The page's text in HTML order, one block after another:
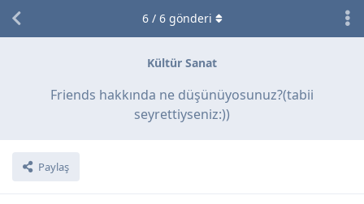
Kültür Sanat
Friends hakkında ne düşünüyosunuz?(tabii
seyrettiyseniz:))
Paylaş
6/ 6gönderi